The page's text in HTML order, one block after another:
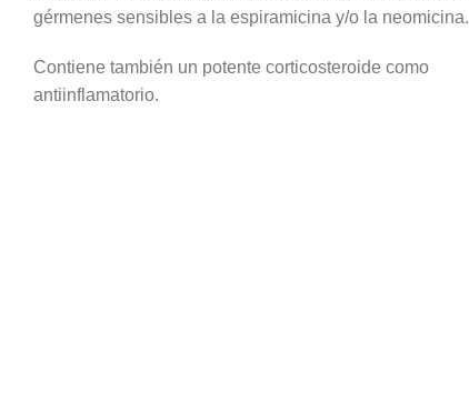
gérmenes sensibles a la espiramicina y/o la neomicina.
Contiene también un potente corticosteroide como
antiinflamatorio.